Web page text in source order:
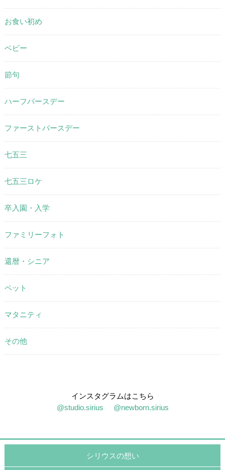
お食い初め
ベビー
節句
ハーフバースデー
ファーストバースデー
七五三
七五三ロケ
卒入園・入学
ファミリーフォト
還暦・シニア
ペット
マタニティ
その他
インスタグラムはこちら
@studio.sirius
@newborn.sirius
シリウスの想い